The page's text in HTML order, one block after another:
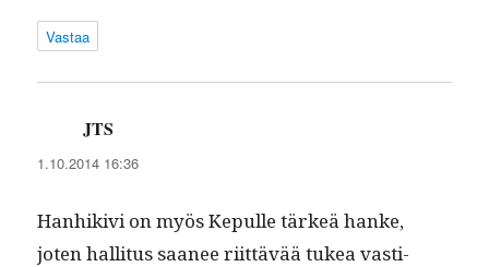
Vastaa
JTS
1.10.2014 16:36
Han­hikivi on myös Kepulle tärkeä han­ke,
joten hal­li­tus saa­nee riit­tävää tukea vasti­